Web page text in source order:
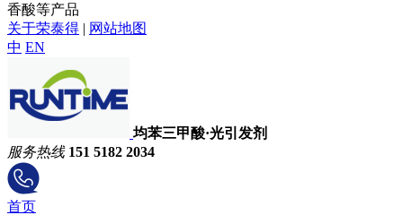
香酸等产品
关于荣泰得 | 网站地图
中 EN
均苯三甲酸·光引发剂
服务热线 151 5182 2034
首页